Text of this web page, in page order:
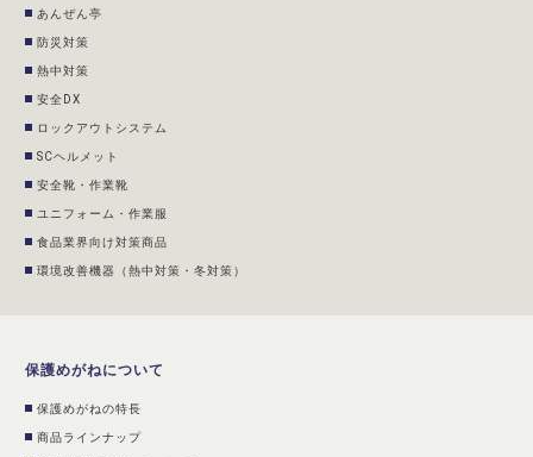
あんぜん亭
防災対策
熱中対策
安全DX
ロックアウトシステム
SCヘルメット
安全靴・作業靴
ユニフォーム・作業服
食品業界向け対策商品
環境改善機器（熱中対策・冬対策）
保護めがねについて
保護めがねの特長
商品ラインナップ